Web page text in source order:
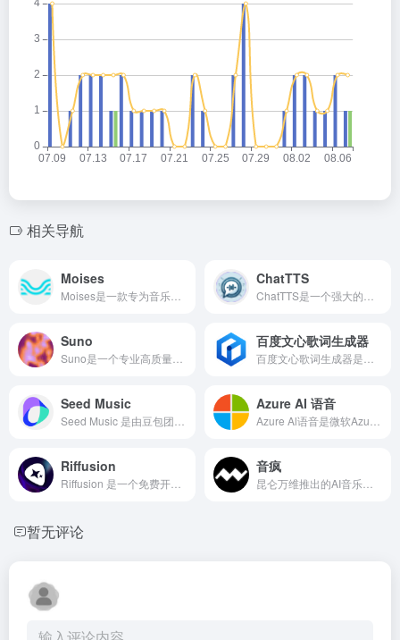
相关导航
Moises ChatTTS
Suno 百度文心歌词生成器
Seed Music Azure AI 语音
Riffusion 音疯
暂无评论